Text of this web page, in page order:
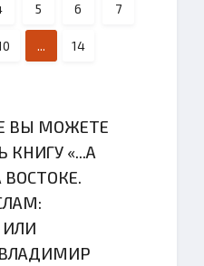
5 6 7
... 14
ВЫ МОЖЕТЕ
КНИГУ «...А
ВОСТОКЕ.